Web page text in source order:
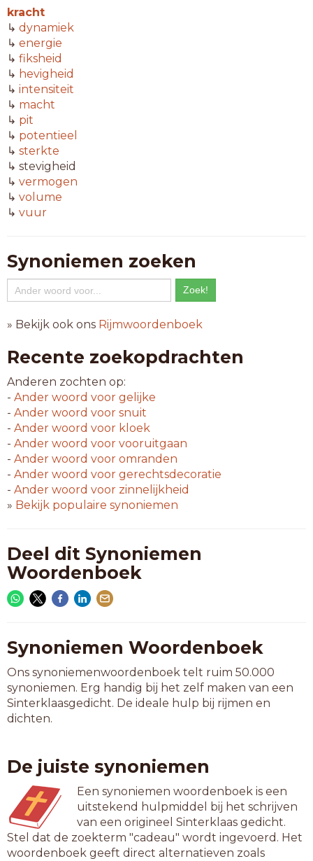
kracht
↳ dynamiek
↳ energie
↳ fiksheid
↳ hevigheid
↳ intensiteit
↳ macht
↳ pit
↳ potentieel
↳ sterkte
↳ stevigheid
↳ vermogen
↳ volume
↳ vuur
Synoniemen zoeken
» Bekijk ook ons Rijmwoordenboek
Recente zoekopdrachten
Anderen zochten op:
- Ander woord voor gelijke
- Ander woord voor snuit
- Ander woord voor kloek
- Ander woord voor vooruitgaan
- Ander woord voor omranden
- Ander woord voor gerechtsdecoratie
- Ander woord voor zinnelijkheid
» Bekijk populaire synoniemen
Deel dit Synoniemen
Woordenboek
Synoniemen Woordenboek
Ons synoniemenwoordenboek telt ruim 50.000
synoniemen. Erg handig bij het zelf maken van een
Sinterklaasgedicht. De ideale hulp bij rijmen en
dichten.
De juiste synoniemen
Een synoniemen woordenboek is een
uitstekend hulpmiddel bij het schrijven
van een origineel Sinterklaas gedicht.
Stel dat de zoekterm "cadeau" wordt ingevoerd. Het
woordenboek geeft direct alternatieven zoals